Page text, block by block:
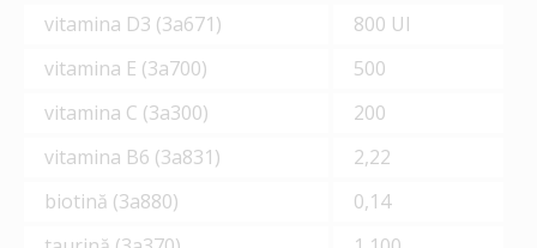
vitamina D3 (3а671)
800 UI
vitamina E (3а700)
500
vitamina C (3а300)
200
vitamina B6 (3а831)
2,22
biotină (3а880)
0,14